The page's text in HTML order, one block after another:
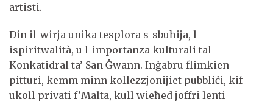
artisti.
Din il-wirja unika tesplora s-sbuħija, l-
ispiritwalità, u l-importanza kulturali tal-
Konkatidral ta’ San Ġwann. Inġabru flimkien
pitturi, kemm minn kollezzjonijiet pubbliċi, kif
ukoll privati f’Malta, kull wieħed joffri lenti